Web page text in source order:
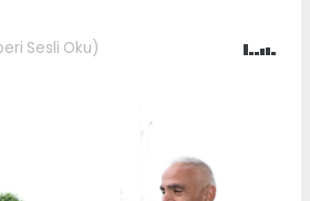
Sesli Oku)